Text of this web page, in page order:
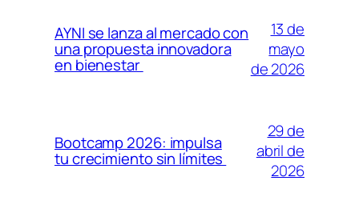
AYNI se lanza al mercado con
una propuesta innovadora
en bienestar
13 de
mayo
de 2026
Bootcamp 2026: impulsa
tu crecimiento sin límites
29 de
abril de
2026